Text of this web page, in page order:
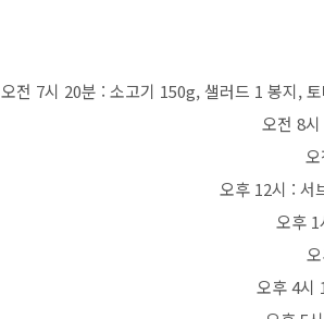
오전 7시 20분 : 소고기 150g, 샐러드 1 봉지,
오전 8
오후 12시 : 서
오후
오후 4시